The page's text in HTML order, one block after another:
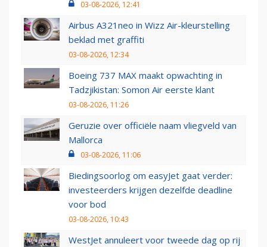
03-08-2026, 12:41
Airbus A321neo in Wizz Air-kleurstelling
beklad met graffiti
03-08-2026, 12:34
Boeing 737 MAX maakt opwachting in
Tadzjikistan: Somon Air eerste klant
03-08-2026, 11:26
Geruzie over officiële naam vliegveld van
Mallorca
03-08-2026, 11:06
Biedingsoorlog om easyJet gaat verder:
investeerders krijgen dezelfde deadline
voor bod
03-08-2026, 10:43
WestJet annuleert voor tweede dag op rij